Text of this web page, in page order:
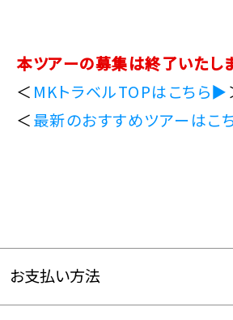
本ツアーの募集は終了いたし
＜ MKトラベルTOPはこちら▶
＜最新のおすすめツアーはこ
お支払い方法